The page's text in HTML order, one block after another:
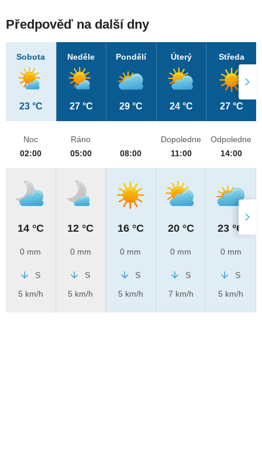
Předpověď na další dny
Sobota
23 °C
Neděle
27 °C
Pondělí
29 °C
Úterý
24 °C
Středa
27 °C
Noc
02:00
14 °C
0 mm
S
5 km/h
Ráno
05:00
12 °C
0 mm
S
5 km/h
08:00
16 °C
0 mm
S
5 km/h
Dopoledne
11:00
20 °C
0 mm
S
7 km/h
Odpoledne
14:00
23 °C
0 mm
S
5 km/h